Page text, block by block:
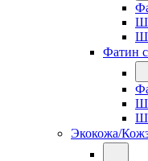
Фатин
Экокожа/